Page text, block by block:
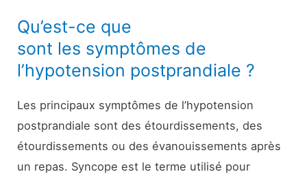
Qu’est-ce que
sont les symptômes de
l’hypotension postprandiale ?
Les principaux symptômes de l’hypotension
postprandiale sont des étourdissements, des
étourdissements ou des évanouissements après
un repas. Syncope est le terme utilisé pour